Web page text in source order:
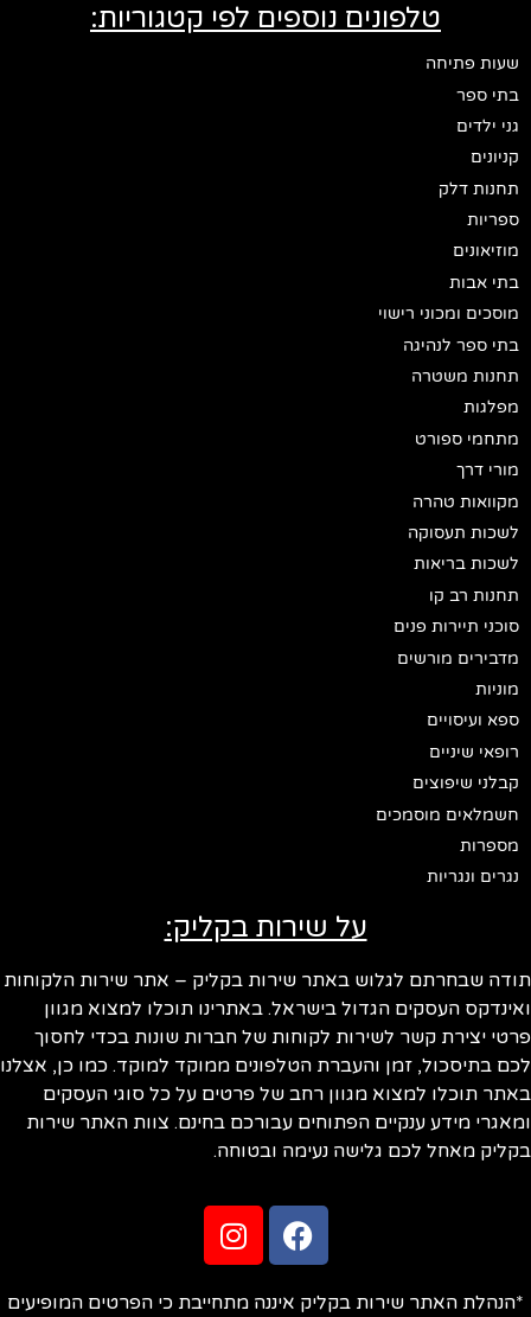
טלפונים נוספים לפי קטגוריות:
שעות פתיחה
בתי ספר
גני ילדים
קניונים
תחנות דלק
ספריות
מוזיאונים
בתי אבות
מוסכים ומכוני רישוי
בתי ספר לנהיגה
תחנות משטרה
מפלגות
מתחמי ספורט
מורי דרך
מקוואות טהרה
לשכות תעסוקה
לשכות בריאות
תחנות רב קו
סוכני תיירות פנים
מדבירים מורשים
מוניות
ספא ועיסויים
רופאי שיניים
קבלני שיפוצים
חשמלאים מוסמכים
מספרות
נגרים ונגריות
על שירות בקליק:
שבחרתם לגלוש באתר שירות בקליק – אתר שירות הלקוחות
העסקים הגדול בישראל. באתרינו תוכלו למצוא מגוון
יצירת קשר לשירות לקוחות של חברות שונות בכדי לחסוך
בתיסכול, זמן והעברת הטלפונים ממוקד למוקד. כמו כן, אצלנו
תוכלו למצוא מגוון רחב של פרטים על כל סוגי העסקים
מידע ענקיים הפתוחים עבורכם בחינם. צוות האתר שירות
מאחל לכם גלישה נעימה ובטוחה.
האתר שירות בקליק איננה מתחייבת כי הפרטים המופיעים